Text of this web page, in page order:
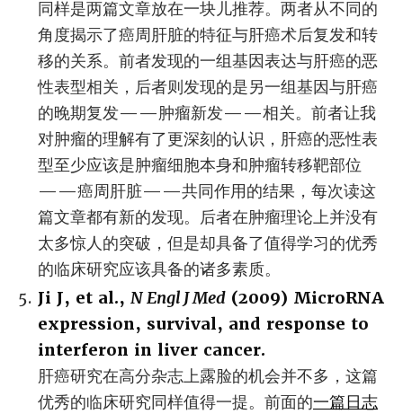
同样是两篇文章放在一块儿推荐。两者从不同的
角度揭示了癌周肝脏的特征与肝癌术后复发和转
移的关系。前者发现的一组基因表达与肝癌的恶
性表型相关，后者则发现的是另一组基因与肝癌
的晚期复发——肿瘤新发——相关。前者让我
对肿瘤的理解有了更深刻的认识，肝癌的恶性表
型至少应该是肿瘤细胞本身和肿瘤转移靶部位
——癌周肝脏——共同作用的结果，每次读这
篇文章都有新的发现。后者在肿瘤理论上并没有
太多惊人的突破，但是却具备了值得学习的优秀
的临床研究应该具备的诸多素质。
Ji J, et al., N Engl J Med (2009) MicroRNA
expression, survival, and response to
interferon in liver cancer.
肝癌研究在高分杂志上露脸的机会并不多，这篇
优秀的临床研究同样值得一提。前面的一篇日志